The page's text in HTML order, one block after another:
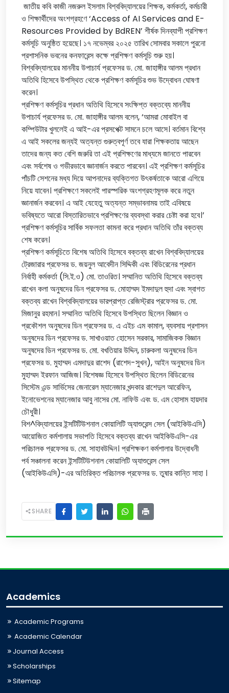
জাতীয় কবি কাজী নজরুল ইসলাম বিশ্ববিদ্যালয়ের শিক্ষক, কর্মকর্তা, কর্মচারী
ও শিক্ষার্থীদের অংশগ্রহণে ‘Access of AI Services and E-
Resources Provided by BdREN’ শীর্ষক দিনব্যাপী প্রশিক্ষণ
কর্মসূচি অনুষ্ঠিত হয়েছে। ১৭ নভেম্বর ২০২৫ তারিখ সোমবার সকালে পুরনো
প্রশাসনিক ভবনের কনফারেন্স কক্ষে প্রশিক্ষণ কর্মসূচি শুরু হয়।
বিশ্ববিদ্যালয়ের মাননীয় উপাচার্য প্রফেসর ড. মো. জাহাঙ্গীর আলম প্রধান
অতিথি হিসেবে উপস্থিত থেকে প্রশিক্ষণ কর্মসূচির শুভ উদ্বোধন ঘোষণা
করেন।
প্রশিক্ষণ কর্মসূচির প্রধান অতিথি হিসেবে সংক্ষিপ্ত বক্তব্যে মাননীয়
উপাচার্য প্রফেসর ড. মো. জাহাঙ্গীর আলম বলেন, ‘আমরা মোবাইল বা
কম্পিউটার খুললেই এ আই-এর প্রসপেক্ট সামনে চলে আসে। বর্তমান বিশ্বে
এ আই সকলের জন্যই অত্যন্ত গুরুত্বপূর্ণ তবে যারা শিক্ষকতায় আছেন
তাদের জন্য কত বেশি জরুরি তা এই প্রশিক্ষণের মাধ্যমে জানতে পারবেন
এবং সর্বশেষ ও গভীরভাবে জ্ঞানার্জন করতে পারবেন। এই প্রশিক্ষণ কর্মসূচির
পাঁচটি সেশনের মধ্য দিয়ে আপনাদের ব্যক্তিগত উৎকর্ষতাকে আরো এগিয়ে
নিয়ে যাবেন। প্রশিক্ষণে সকলেই পারস্পরিক অংশগ্রহণমূলক করে নতুন
জ্ঞানার্জন করবেন। এ আই যেহেতু অত্যন্ত সম্ভাবনাময় তাই এবিষয়ে
ভবিষ্যতে আরো বিস্তারিতভাবে প্রশিক্ষণের ব্যবস্থা করার চেষ্টা করা হবে।’
প্রশিক্ষণ কর্মসূচির সার্বিক সফলতা কামনা করে প্রধান অতিথি তাঁর বক্তব্য
শেষ করেন।
প্রশিক্ষণ কর্মসূচিতে বিশেষ অতিথি হিসেবে বক্তব্য রাখেন বিশ্ববিদ্যালয়ের
ট্রেজারার প্রফেসর ড. জয়নুল আবেদীন সিদ্দিকী এবং বিডিরেনের প্রধান
নির্বাহী কর্মকর্তা (সি.ই.ও) মো. তাওরিত। সম্মানিত অতিথি হিসেবে বক্তব্য
রাখেন কলা অনুষদের ডিন প্রফেসর ড. মোহাম্মদ ইমদাদুল হুদা এবং স্বাগত
বক্তব্য রাখেন বিশ্ববিদ্যালয়ের ভারপ্রাপ্ত রেজিস্ট্রার প্রফেসর ড. মো.
মিজানুর রহমান। সম্মানিত অতিথি হিসেবে উপস্থিত ছিলেন বিজ্ঞান ও
প্রকৌশল অনুষদের ডিন প্রফেসর ড. এ এইচ এম কামাল, ব্যবসায় প্রশাসন
অনুষদের ডিন প্রফেসর ড. সাখাওয়াত হোসেন সরকার, সামাজিকক বিজ্ঞান
অনুষদের ডিন প্রফেসর ড. মো. বখতিয়ার উদ্দিন, চারুকলা অনুষদের ডিন
প্রফেসর ড. মুহাম্মদ এমদাদুর রাশেদ (রাশেদ-সুখন), আইন অনুষদের ডিন
মুহাম্মদ ইরফান আজিজ। বিশেষজ্ঞ হিসেবে উপস্থিত ছিলেন বিডিরেনের
সিস্টেম এন্ড সার্ভিসের জেনারেল ম্যানেজার খন্দকার রাশেদুল আরেফিন,
ইনোভেশনের ম্যানেজার আবু নাসের মো. নাফিউ এবং ড. এম হোসাম হায়দার
চৌধুরী।
বিশ^বিদ্যালয়ের ইন্সটিটিউশনাল কোয়ালিটি অ্যাশুরেন্স সেল (আইকিউএসি)
আয়োজিত কর্মশালায় সভাপতি হিসেবে বক্তব্য রাখেন আইকিউএসি-এর
পরিচালক প্রফেসর ড. মো. সাহাবউদ্দিন। প্রশিক্ষকণ কর্মশালার উদ্বোধনী
পর্ব সঞ্চালনা করেন ইন্সটিটিউশনাল কোয়ালিটি অ্যাশুরেন্স সেল
(আইকিউএসি)-এর অতিরিক্ত পরিচালক প্রফেসর ড. তুষার কান্তি সাহা ।
SHARE
Academics
Academic Programs
Academic Calendar
Journal Access
Scholarships
Sitemap